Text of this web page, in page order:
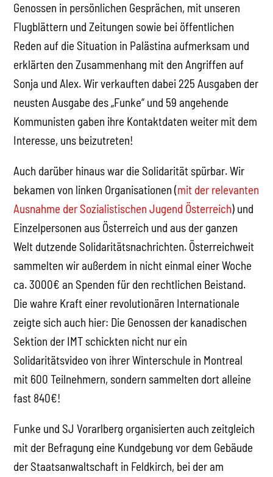
Genossen in persönlichen Gesprächen, mit unseren
Flugblättern und Zeitungen sowie bei öffentlichen
Reden auf die Situation in Palästina aufmerksam und
erklärten den Zusammenhang mit den Angriffen auf
Sonja und Alex. Wir verkauften dabei 225 Ausgaben der
neusten Ausgabe des „Funke“ und 59 angehende
Kommunisten gaben ihre Kontaktdaten weiter mit dem
Interesse, uns beizutreten!
Auch darüber hinaus war die Solidarität spürbar. Wir
bekamen von linken Organisationen (mit der relevanten
Ausnahme der Sozialistischen Jugend Österreich) und
Einzelpersonen aus Österreich und aus der ganzen
Welt dutzende Solidaritätsnachrichten. Österreichweit
sammelten wir außerdem in nicht einmal einer Woche
ca. 3000€ an Spenden für den rechtlichen Beistand.
Die wahre Kraft einer revolutionären Internationale
zeigte sich auch hier: Die Genossen der kanadischen
Sektion der IMT schickten nicht nur ein
Solidaritätsvideo von ihrer Winterschule in Montreal
mit 600 Teilnehmern, sondern sammelten dort alleine
fast 840€!
Funke und SJ Vorarlberg organisierten auch zeitgleich
mit der Befragung eine Kundgebung vor dem Gebäude
der Staatsanwaltschaft in Feldkirch, bei der am